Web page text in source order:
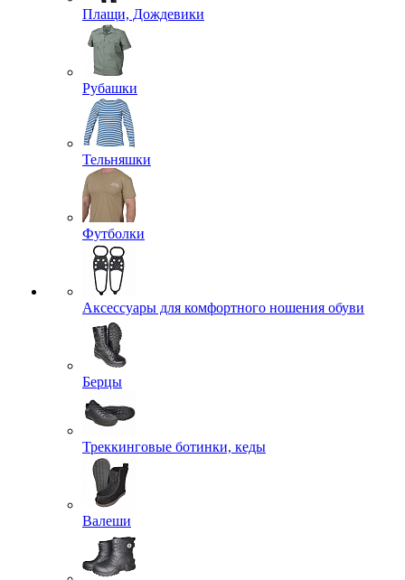
Плащи, Дождевики
Рубашки
Тельняшки
Футболки
Аксессуары для комфортного ношения обуви
Берцы
Треккинговые ботинки, кеды
Валеши